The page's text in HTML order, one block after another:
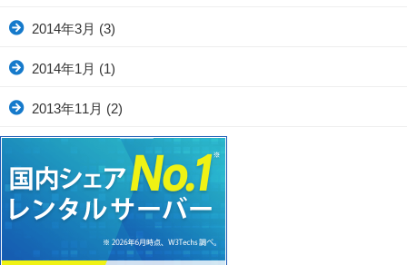
2014年3月 (3)
2014年1月 (1)
2013年11月 (2)